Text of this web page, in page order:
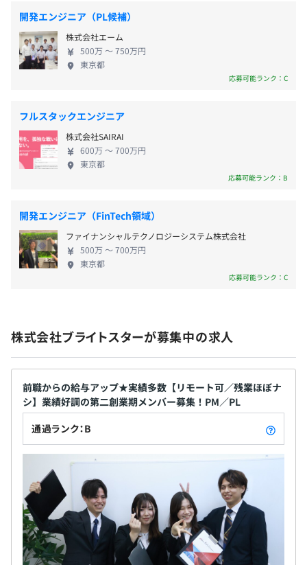
IT技術者：242人
②IOS 6年
③IOS 8年
④C# 15年
⑤C 10年
⑧AWS 3年
年俸に含む
試用期間6ヶ月（待遇の変更はありません）
無期雇用
安心して活躍できます。 【IT技術者が立ち上げた
「エンジニアが主役」の会社】 会社もエンジニアと
共に成長し続ける。それが同の願い、目指している
こと。国家資格や業界で求められるベンダー資格の
取得も必要に応じて支援しますので、本物の実力を
開発エンジニア（PL候補）
株式会社エーム
500万 〜 750万円
東京都
応募可能ランク：C
フルスタックエンジニア
株式会社SAIRAI
600万 〜 700万円
東京都
応募可能ランク：B
開発エンジニア（FinTech領域）
ファイナンシャルテクノロジーシステム株式会社
500万 〜 700万円
東京都
応募可能ランク：C
株式会社ブライトスターが募集中の求人
前職からの給与アップ★実績多数【リモート可／残業ほぼナ
シ】業績好調の第二創業期メンバー募集！PM／PL
通過ランク：B